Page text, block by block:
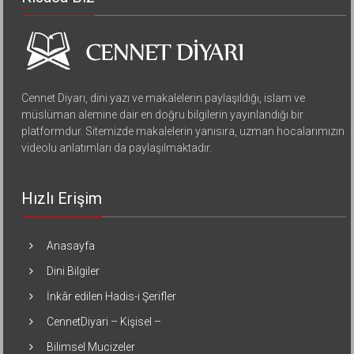
Cennet Diyarı, dini yazı ve makalelerin paylaşıldığı, islam ve
müslüman alemine dair en doğru bilgilerin yayınlandığı bir
platformdur. Sitemizde makalelerin yanısıra, uzman hocalarımızın
videolu anlatımları da paylaşılmaktadır.
Hızlı Erişim
Anasayfa
Dini Bilgiler
İnkâr edilen Hadis-i Şerifler
CennetDiyari – Kişisel –
Bilimsel Mucizeler